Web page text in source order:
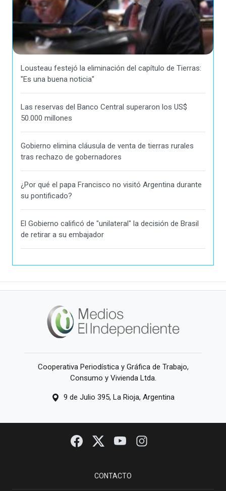
Lousteau festejó la eliminación del capítulo de Tierras:
"Es una buena noticia"
Las reservas del Banco Central superaron los US$
50.000 millones
Gobierno elimina cláusula de venta de tierras rurales
tras rechazo de gobernadores
¿Por qué el papa Francisco no visitó Argentina durante
su pontificado?
El Gobierno calificó de "unilateral" la decisión de Brasil
de retirar a su embajador
Cooperativa Periodística y Gráfica de Trabajo,
Consumo y Vivienda Ltda.
9 de Julio 395, La Rioja, Argentina
CONTACTO